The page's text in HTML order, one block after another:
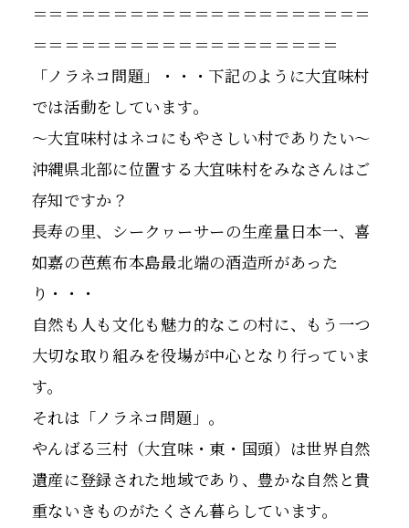
＝＝＝＝＝＝＝＝＝＝＝＝＝＝＝＝＝＝＝＝＝
＝＝＝＝＝＝＝＝＝＝＝＝＝＝＝＝＝＝＝
「ノラネコ問題」・・・下記のように大宜味村
では活動をしています。
〜大宜味村はネコにもやさしい村でありたい〜
沖縄県北部に位置する大宜味村をみなさんはご
存知ですか？
長寿の里、シークヮーサーの生産量日本一、喜
如嘉の芭蕉布本島最北端の酒造所があった
り・・・
自然も人も文化も魅力的なこの村に、もう一つ
大切な取り組みを役場が中心となり行っていま
す。
それは「ノラネコ問題」。
やんばる三村（大宜味・東・国頭）は世界自然
遺産に登録された地域であり、豊かな自然と貴
重ないきものがたくさん暮らしています。